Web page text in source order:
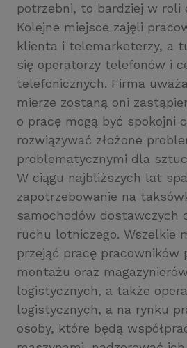
potrzebni, to bardziej w roli
Kolejne miejsce zajęli
klienta i telemarketerzy, a
się operatorzy telefonów i
telefonicznych. Firma
mierze zostaną oni
o pracę mogą być spokojni
rozwiązywać złożone
problematycznymi dla
W ciągu najbliższych lat
zapotrzebowanie na
samochodów dostawczych
ruchu lotniczego. Wszelkie
przejąć pracę pracowników
montażu oraz
logistycznych, a także
logistycznych, a na rynku
osoby, które będą